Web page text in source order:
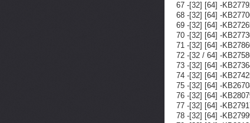
67 -[32] [64] -
68 -[32] [64] -
69 -[32] [64] -
70 -[32] [64] -
71 -[32] [64] -
72 -[32 / 64] -
73 -[32] [64] -
74 -[32] [64] -
75 -[32] [64] -
76 -[32] [64] -
77 -[32] [64] -
78 -[32] [64] -